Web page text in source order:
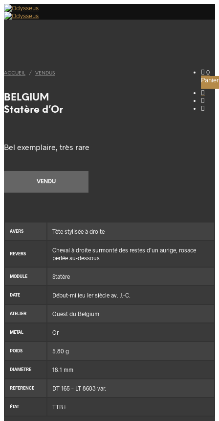
0
Panier
ACCUEIL / VENDUS
BELGIUM
Statère d’Or
Bel exemplaire, très rare
VENDU
AVERS Tête stylisée à droite
REVERS
Cheval à droite surmonté des restes d’un aurige, rosace
perlée au-dessous
MODULE Statère
DATE Début-milieu Ier siècle av. J.-C.
ATELIER Ouest du Belgium
MÉTAL Or
POIDS 5.80 g
DIAMÈTRE 18.1 mm
RÉFÉRENCE DT 165 – LT 8603 var.
ÉTAT TTB+